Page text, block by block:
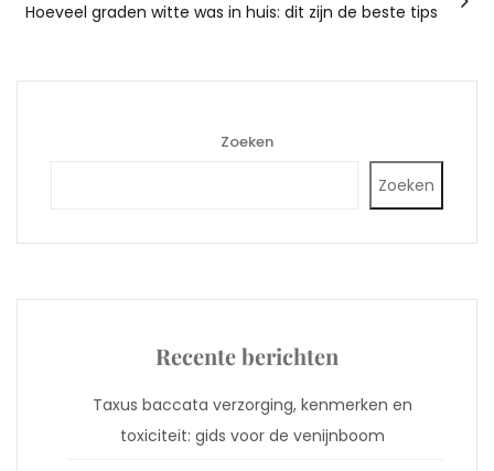
Hoeveel graden witte was in huis: dit zijn de beste tips
Zoeken
Zoeken
Recente berichten
Taxus baccata verzorging, kenmerken en
toxiciteit: gids voor de venijnboom